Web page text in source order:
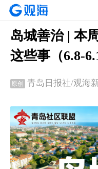
岛城善治 | 本
这些事（6.8-
原创 青岛日报社/观海